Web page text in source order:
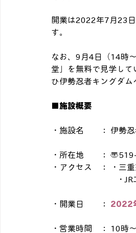
開業は2022年7月23
す。
なお、9月4日（14時
堂」を無料で見学し
ひ伊勢忍者キングダ
■施設概要
・施設名　　： 伊勢
・所在地　　： 〒
・アクセス　： ・三
・開業日　　： 2022
・営業時間　： 10時